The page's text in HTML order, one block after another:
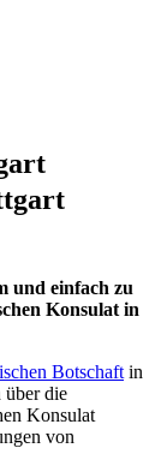
und einfach zu
Konsulat in
Botschaft in
über die
Konsulat
von